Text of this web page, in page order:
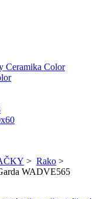
Ceramika Color
> Rako >
WADVE565